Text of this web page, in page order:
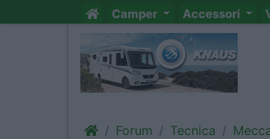
Camper Accessori
Forum Tecnica